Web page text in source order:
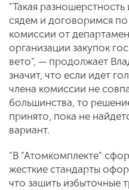
"Такая
сядем и договоримся по
комиссии от
организации закупок
вето", — продолжает
значит, что если идет
члена комиссии не
большинства, то
принято, пока не
вариант.
"В "Атомкомплекте"
жесткие стандарты
что зашить избыточные